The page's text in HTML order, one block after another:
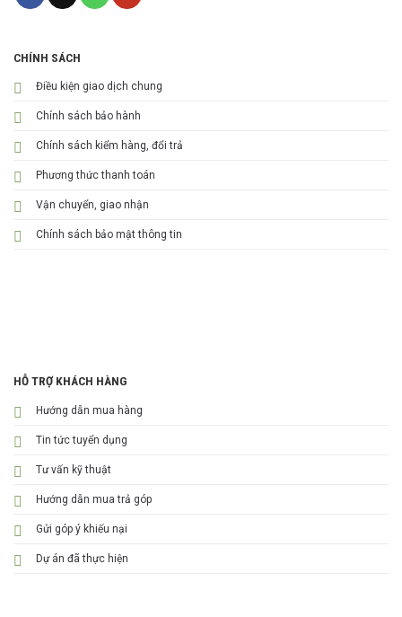
CHÍNH SÁCH
Điều kiện giao dịch chung
Chính sách bảo hành
Chính sách kiểm hàng, đổi trả
Phương thức thanh toán
Vận chuyển, giao nhận
Chính sách bảo mật thông tin
HỖ TRỢ KHÁCH HÀNG
Hướng dẫn mua hàng
Tin tức tuyển dụng
Tư vấn kỹ thuật
Hướng dẫn mua trả góp
Gửi góp ý khiếu nại
Dự án đã thực hiện